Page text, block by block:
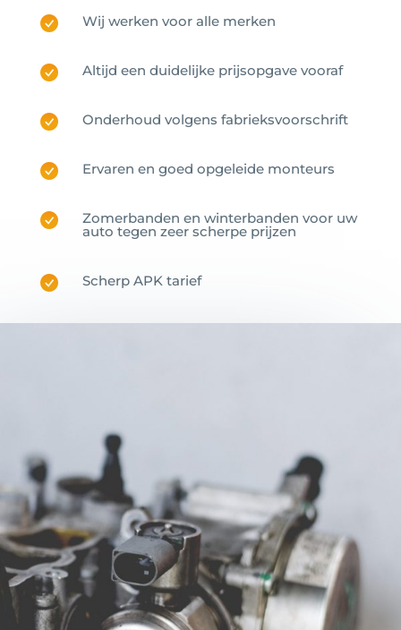
Wij werken voor alle merken
Altijd een duidelijke prijsopgave vooraf
Onderhoud volgens fabrieksvoorschrift
Ervaren en goed opgeleide monteurs
Zomerbanden en winterbanden voor uw
auto tegen zeer scherpe prijzen
Scherp APK tarief